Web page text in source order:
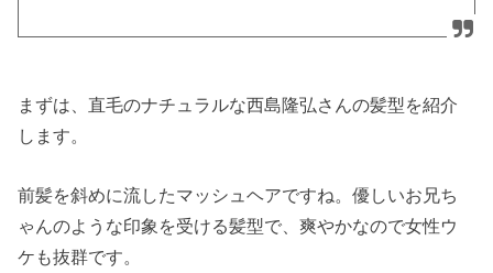
まずは、直毛のナチュラルな西島隆弘さんの髪型を紹介
します。
前髪を斜めに流したマッシュヘアですね。優しいお兄ち
ゃんのような印象を受ける髪型で、爽やかなので女性ウ
ケも抜群です。